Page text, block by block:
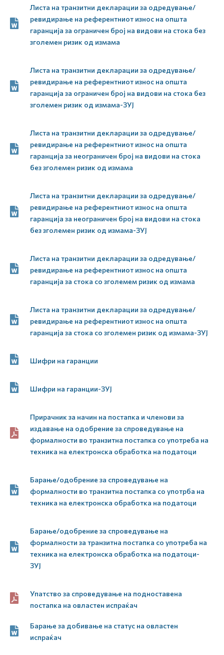
Листа на транзитни декларации за одредување/
ревидирање на референтниот износ на општа
гаранција за ограничен број на видови на стока без
зголемен ризик од измама
Листа на транзитни декларации за одредување/
ревидирање на референтниот износ на општа
гаранција за ограничен број на видови на стока без
зголемен ризик од измама-ЗУЈ
Листа на транзитни декларации за одредување/
ревидирање на референтниот износ на општа
гаранција за неограничен број на видови на стока
без зголемен ризик од измама
Листа на транзитни декларации за одредување/
ревидирање на референтниот износ на општа
гаранција за неограничен број на видови на стока
без зголемен ризик од измама-ЗУЈ
Листа на транзитни декларации за одредување/
ревидирање на референтниот износ на општа
гаранција за стока со зголемем ризик од измама
Листа на транзитни декларации за одредување/
ревидирање на референтниот износ на општа
гаранција за стока со зголемен ризик од измама-ЗУЈ
Шифри на гаранции
Шифри на гаранции-ЗУЈ
Прирачник за начин на постапка и членови за
издавање на одобрение за спроведување на
формалности во транзитна постапка со употреба на
техника на електронска обработка на податоци
Барање/одобрение за спроведување на
формалности во транзитна постапка со употрба на
техника на електронска обработка на податоци
Барање/одобрение за спроведување на
формалности за транзитна постапка со употреба на
техника на електронска обработка на податоци-
ЗУЈ
Упатство за спроведување на подноставена
постапка на овластен испраќач
Барање за добивање на статус на овластен
испраќач